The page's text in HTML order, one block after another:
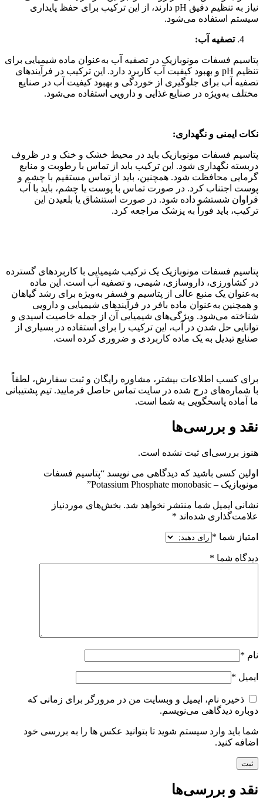
نیاز به تنظیم دقیق pH دارند، از این ترکیب برای حفظ پایداری
سیستم استفاده می‌شود.
تصفیه آب:
پتاسیم فسفات مونوبازیک در تصفیه آب به‌عنوان ماده شیمیایی برای
تنظیم pH و بهبود کیفیت آب کاربرد دارد. این ترکیب در فرآیندهای
تصفیه آب برای جلوگیری از خوردگی و بهبود کیفیت آب در صنایع
مختلف به‌ویژه در صنایع غذایی و دارویی استفاده می‌شود.
نکات ایمنی و نگهداری:
پتاسیم فسفات مونوبازیک باید در محیط خشک و خنک و در ظروف
دربسته نگهداری شود. این ترکیب باید از تماس با رطوبت و منابع
گرمایی محافظت شود. همچنین، باید از تماس مستقیم با چشم و
پوست اجتناب کرد. در صورت تماس با پوست یا چشم، باید با آب
فراوان شستشو داده شود. در صورت استنشاق یا بلعیدن این
ترکیب، باید فوراً به پزشک مراجعه کرد.
پتاسیم فسفات مونوبازیک یک ترکیب شیمیایی با کاربردهای گسترده
در کشاورزی، داروسازی، شیمی، و تصفیه آب است. این ماده
به‌عنوان یک منبع عالی از پتاسیم و فسفر به‌ویژه برای رشد گیاهان
و همچنین به‌عنوان ماده بافر در فرآیندهای شیمیایی و دارویی
شناخته می‌شود. ویژگی‌های شیمیایی آن از جمله خاصیت اسیدی و
توانایی حل شدن در آب، این ترکیب را برای استفاده در بسیاری از
صنایع تبدیل به یک ماده کاربردی و ضروری کرده است.
برای کسب اطلاعات بیشتر، مشاوره رایگان و ثبت سفارش، لطفاً
با شماره‌های درج شده در سایت تماس حاصل فرمایید. تیم پشتیبانی
ما آماده پاسخگویی به شما است.
نقد و بررسی‌ها
هنوز بررسی‌ای ثبت نشده است.
اولین کسی باشید که دیدگاهی می نویسد “پتاسیم فسفات
مونوبازیک – Potassium Phosphate monobasic”
نشانی ایمیل شما منتشر نخواهد شد. بخش‌های موردنیاز
علامت‌گذاری شده‌اند *
امتیاز شما *
دیدگاه شما *
نام *
ایمیل *
ذخیره نام، ایمیل و وبسایت من در مرورگر برای زمانی که
دوباره دیدگاهی می‌نویسم.
شما باید وارد سیستم شوید تا بتوانید عکس ها را به بررسی خود
اضافه کنید.
نقد و بررسی‌ها